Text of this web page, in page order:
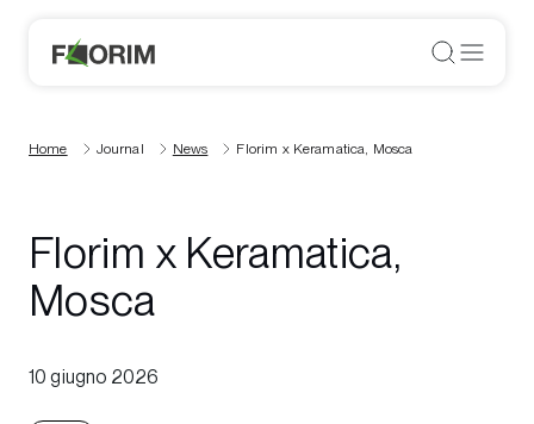
Home Journal News Florim x Keramatica, Mosca
Florim x Keramatica,
Mosca
10 giugno 2026